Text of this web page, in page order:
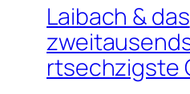
Laibach & das
rtsechzigste